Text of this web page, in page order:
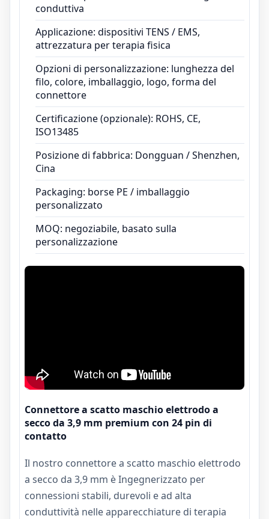
conduttiva
Applicazione: dispositivi TENS / EMS,
attrezzatura per terapia fisica
Opzioni di personalizzazione: lunghezza del
filo, colore, imballaggio, logo, forma del
connettore
Certificazione (opzionale): ROHS, CE,
ISO13485
Posizione di fabbrica: Dongguan / Shenzhen,
Cina
Packaging: borse PE / imballaggio
personalizzato
MOQ: negoziabile, basato sulla
personalizzazione
Connettore a scatto maschio elettrodo a
secco da 3,9 mm premium con 24 pin di
contatto
Il nostro connettore a scatto maschio elettrodo
a secco da 3,9 mm èIngegnerizzato per
connessioni stabili, durevoli e ad alta
conduttività nelle apparecchiature di terapia